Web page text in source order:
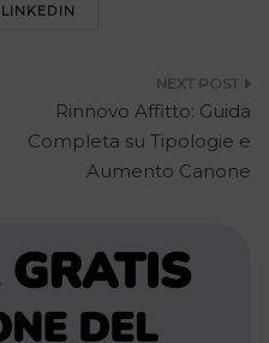
LINKEDIN
Rinnovo Affitto: Guida
Completa su Tipologie e
Aumento Canone